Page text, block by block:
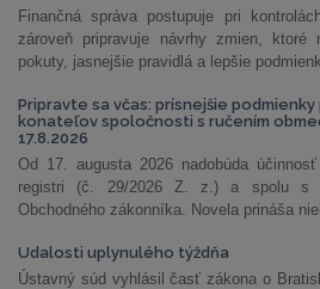
Finančná správa postupuje pri
zároveň pripravuje návrhy zmien, ktoré
pokuty, jasnejšie pravidlá a lepšie
Pripravte sa včas: prísnejšie
konateľov spoločnosti s ručením
17.8.2026
Od 17. augusta 2026 nadobúda
registri (č. 29/2026 Z. z.) a spolu s
Obchodného zákonníka. Novela prináša
Udalosti uplynulého týždňa
Ústavný súd vyhlásil časť zákona o